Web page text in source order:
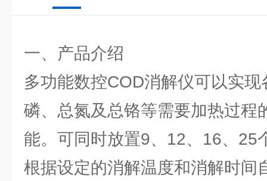
一、产品介绍
多功能数控COD消解仪可以实
磷、总氮及总铬等需要加热过程
能。可同时放置9、12、16、25
根据设定的消解温度和消解时间